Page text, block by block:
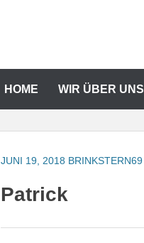
HOME WIR ÜBER UNS
JUNI 19, 2018 BRINKSTERN69
Patrick